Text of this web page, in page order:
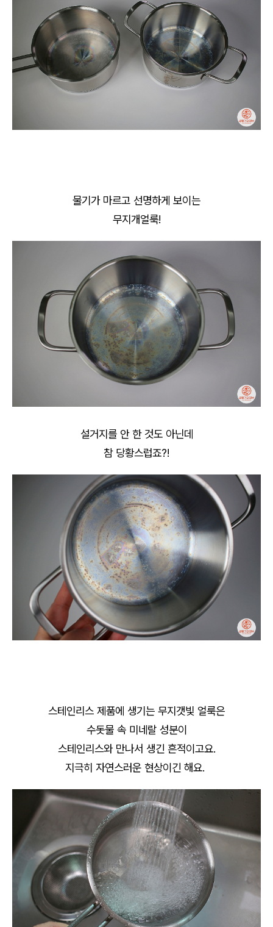
물기가 마르고 선명하게 보이는
무지개얼룩!
설거지를 안 한 것도 아닌데
참 당황스럽죠?!
스테인리스 제품에 생기는 무지갯빛 얼룩은
수돗물 속 미네랄 성분이
스테인리스와 만나서 생긴 흔적이고요.
지극히 자연스러운 현상이긴 해요.